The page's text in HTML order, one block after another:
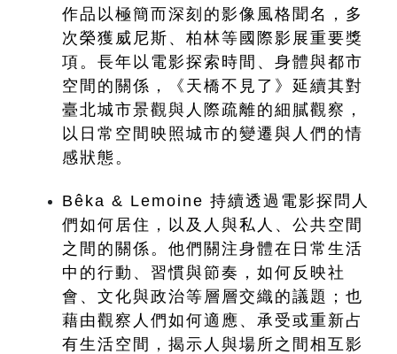
作品以極簡而深刻的影像風格聞名，多
次榮獲威尼斯、柏林等國際影展重要獎
項。長年以電影探索時間、身體與都市
空間的關係，《天橋不見了》延續其對
臺北城市景觀與人際疏離的細膩觀察，
以日常空間映照城市的變遷與人們的情
感狀態。
Bêka & Lemoine 持續透過電影探問人
們如何居住，以及人與私人、公共空間
之間的關係。他們關注身體在日常生活
中的行動、習慣與節奏，如何反映社
會、文化與政治等層層交織的議題；也
藉由觀察人們如何適應、承受或重新占
有生活空間，揭示人與場所之間相互影